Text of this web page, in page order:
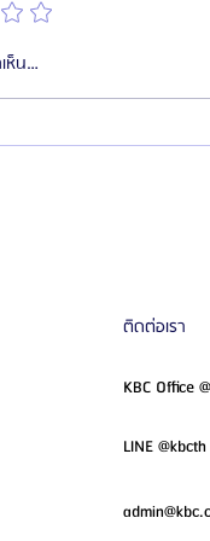
ยกให้ “ไทย” เป็นตลาด
าหลีที่ใหญ่ที่สุดในอาเซียน
ห็น…
ติดต่อเรา
KBC Office
LINE